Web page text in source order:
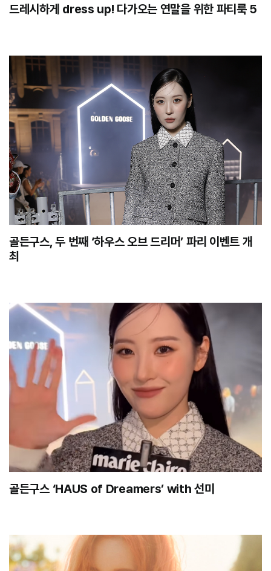
드레시하게 dress up! 다가오는 연말을 위한 파티룩 5
골든구스, 두 번째 ‘하우스 오브 드리머’ 파리 이벤트 개
최
골든구스 ‘HAUS of Dreamers’ with 선미